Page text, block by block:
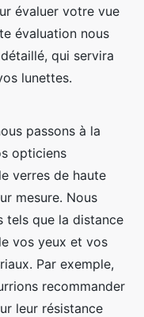
évaluer votre vue
évaluation nous
qui servira
lunettes.
passons à la
opticiens
verres de haute
mesure. Nous
tels que la distance
vos yeux et vos
Par exemple,
recommander
leur résistance